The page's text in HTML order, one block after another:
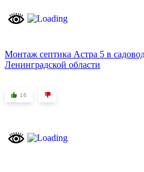
Монтаж септика Астра 5 в
Ленинградской области
16